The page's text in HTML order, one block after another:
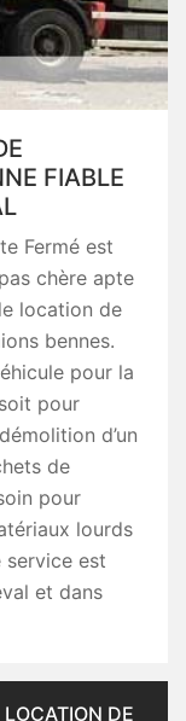
FIABLE
Fermé est
chère apte
location de
bennes.
pour la
pour
d’un
de
pour
lourds
service est
et dans
LOCATION DE